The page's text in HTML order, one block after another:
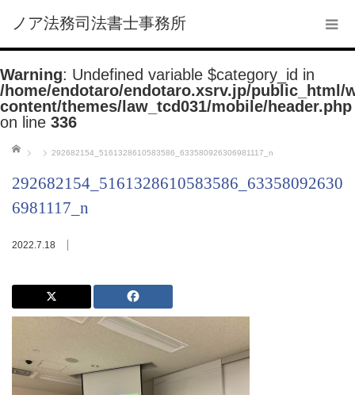
ノア法務司法書士事務所
Warning: Undefined variable $category_id in
/home/endotaro/endotaro.xsrv.jp/public_html/
content/themes/law_tcd031/mobile/header.php
on line 336
ホーム
292682154_5161328610583586_633580926306981117_n
292682154_5161328610583586_63358092630
6981117_n
2022.7.18